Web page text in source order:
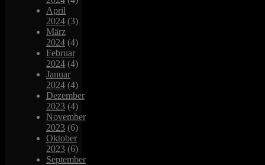
April
2024 (3)
März
2024 (4)
Februar
2024 (4)
Januar
2024 (4)
Dezember
2023 (4)
November
2023 (6)
Oktober
2023 (6)
September